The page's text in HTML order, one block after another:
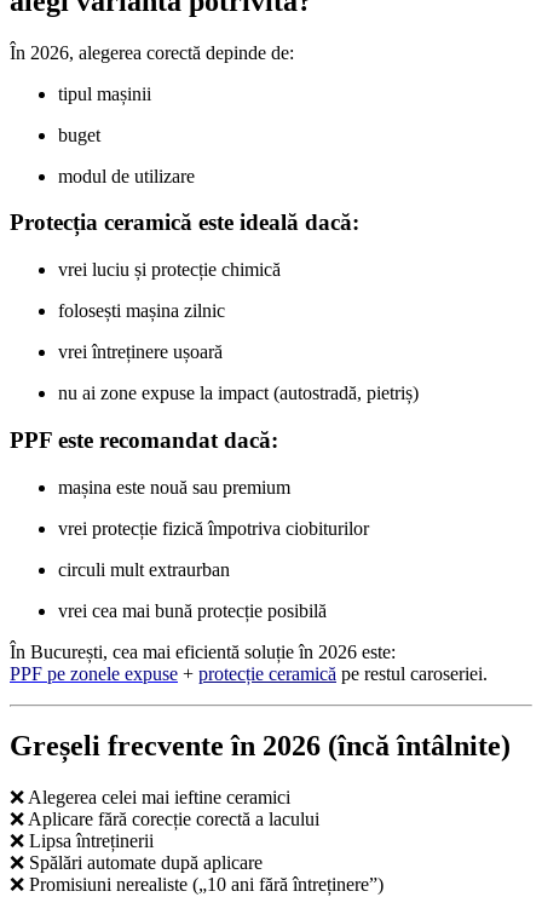
În 2026, alegerea corectă depinde de:
tipul mașinii
buget
modul de utilizare
Protecția ceramică este ideală dacă:
vrei luciu și protecție chimică
folosești mașina zilnic
vrei întreținere ușoară
nu ai zone expuse la impact (autostradă, pietriș)
PPF este recomandat dacă:
mașina este nouă sau premium
vrei protecție fizică împotriva ciobiturilor
circuli mult extraurban
vrei cea mai bună protecție posibilă
În București, cea mai eficientă soluție în 2026 este:
PPF pe zonele expuse + protecție ceramică pe restul caroseriei.
Greșeli frecvente în 2026 (încă întâlnite)
❌ Alegerea celei mai ieftine ceramici
❌ Aplicare fără corecție corectă a lacului
❌ Lipsa întreținerii
❌ Spălări automate după aplicare
❌ Promisiuni nerealiste („10 ani fără întreținere”)